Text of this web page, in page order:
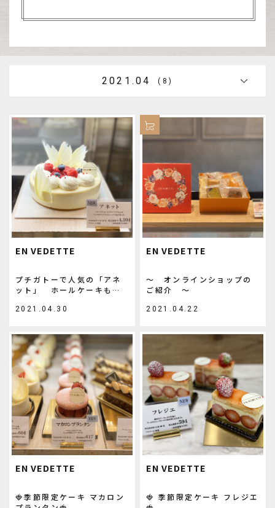
2021.04 (8)
EN VEDETTE
プチガトーで人気の「アネ
ット」 ホールケーキも登
2021.04.30
EN VEDETTE
～ オンラインショップの
ご紹介 ～
2021.04.22
EN VEDETTE
🍓季節限定ケーキ マカロン
EN VEDETTE
🍓 季節限定ケーキ フレジエ